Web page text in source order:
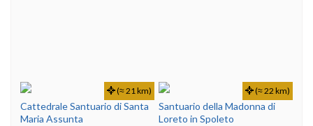
Cattedrale Santuario di Santa
Maria Assunta
(≈ 21 km)
Santuario della Madonna di
Loreto in Spoleto
(≈ 22 km)